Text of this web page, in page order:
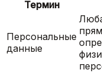
Термин
Персональные
данные